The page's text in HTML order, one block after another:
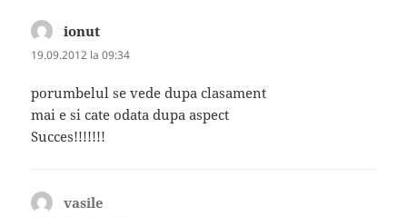
ionut
19.09.2012 la 09:34
porumbelul se vede dupa clasament
mai e si cate odata dupa aspect
Succes!!!!!!!
vasile